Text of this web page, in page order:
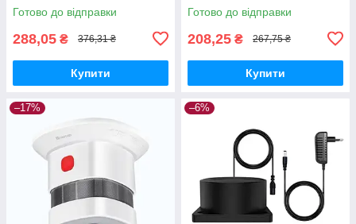
Готово до відправки
288,05 ₴ 376,31 ₴
Купити
Готово до відправки
208,25 ₴ 267,75 ₴
Купити
–17% –6%